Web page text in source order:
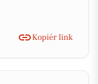
Kopiér link